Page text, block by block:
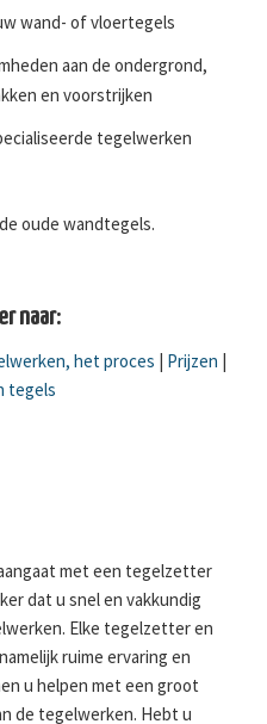
wand- of vloertegels
aan de ondergrond,
en voorstrijken
tegelwerken
oude wandtegels.
naar:
het proces Prijzen
tegels
met een tegelzetter
dat u snel en vakkundig
Elke tegelzetter en
ruime ervaring en
u helpen met een groot
de tegelwerken. Hebt u